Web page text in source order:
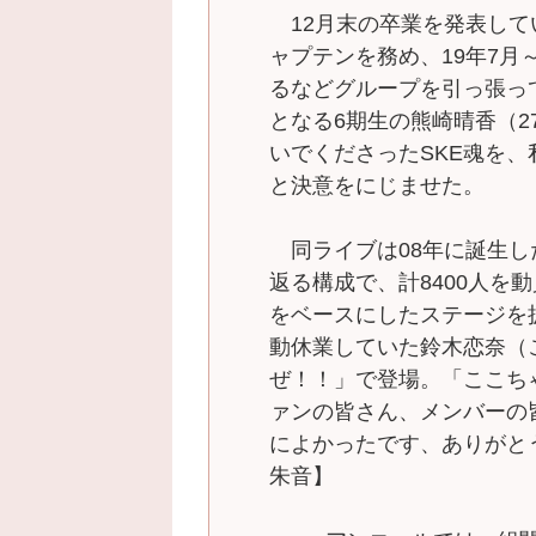
12月末の卒業を発表して
ャプテンを務め、19年7月
るなどグループを引っ張
となる6期生の熊崎晴香（
いでくださったSKE魂を
と決意をにじませた。
同ライブは08年に誕生し
返る構成で、計8400人を
をベースにしたステージ
動休業していた鈴木恋奈
ぜ！！」で登場。「ここ
ァンの皆さん、メンバー
によかったです、ありが
朱音】